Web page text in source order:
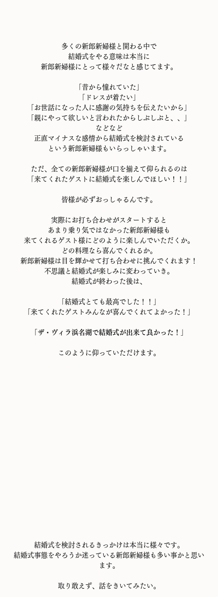
多くの新郎新婦様と関わる中で
結婚式をやる意味は本当に
新郎新婦様にとって様々だなと感じてます。
「昔から憧れていた」
「ドレスが着たい」
「お世話になった人に感謝の気持ちを伝えたいから」
「親にやって欲しいと言われたからしぶしぶと、、」
などなど
正直マイナスな感情から結婚式を検討されている
という新郎新婦様もいらっしゃいます。
ただ、全ての新郎新婦様が口を揃えて仰られるのは
「来てくれたゲストに結婚式を楽しんでほしい！！」
皆様が必ずおっしゃるんです。
実際にお打ち合わせがスタートすると
あまり乗り気ではなかった新郎新婦様も
来てくれるゲスト様にどのように楽しんでいただくか。
どの料理なら喜んでくれるか。
新郎新婦様は目を輝かせて打ち合わせに挑んでくれます！
不思議と結婚式が楽しみに変わっていき。
結婚式が終わった後は、
「結婚式とても最高でした！！」
「来てくれたゲストみんなが喜んでくれてよかった！」
「ザ・ヴィラ浜名湖で結婚式が出来て良かった！」
このように仰っていただけます。
結婚式を検討されるきっかけは本当に様々です。
結婚式事態をやろうか迷っている新郎新婦様も多い事かと思い
ます。
取り敢えず、話をきいてみたい。